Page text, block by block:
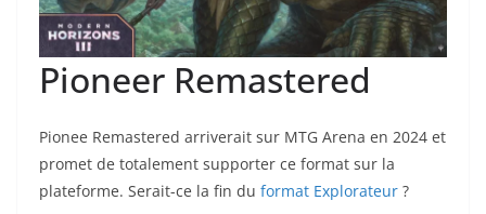
Pioneer Remastered
Pionee Remastered arriverait sur MTG Arena en 2024 et
promet de totalement supporter ce format sur la
plateforme. Serait-ce la fin du format Explorateur ?